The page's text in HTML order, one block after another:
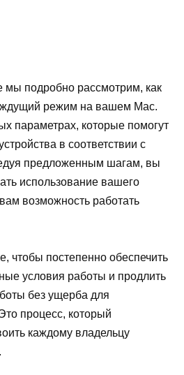
мы подробно рассмотрим, как
ждущий режим на вашем Mac.
параметрах, которые помогут
в соответствии с
предложенным шагам, вы
использование вашего
возможность работать
чтобы постепенно обеспечить
условия работы и продлить
без ущерба для
процесс, который
каждому владельцу